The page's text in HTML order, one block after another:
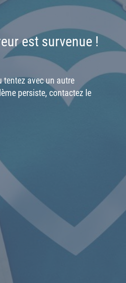
est survenue !
tentez avec un autre
persiste, contactez le